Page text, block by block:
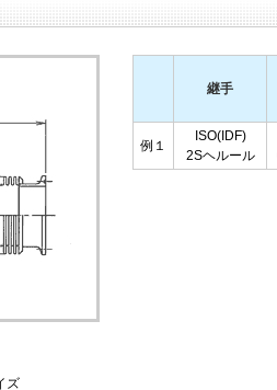
継手
例１
ISO(IDF)
2Sヘルール
ズ